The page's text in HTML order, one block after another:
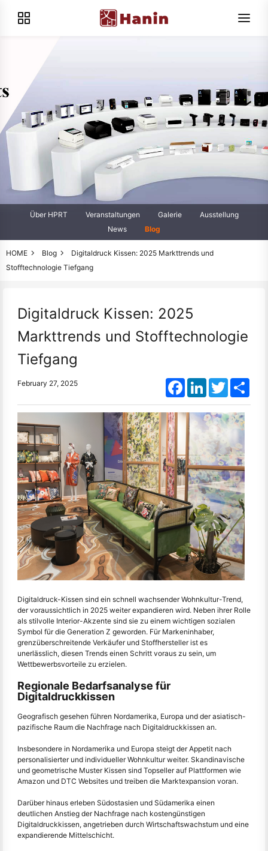
Über HPRT Veranstaltungen Galerie
Ausstellung
News
Blog
HOME Blog
Digitaldruck Kissen: 2025 Markttrends und
Stofftechnologie Tiefgang
Digitaldruck Kissen: 2025
Markttrends und Stofftechnologie
Tiefgang
February 27, 2025 FacebookLinkedInTwitter
Digitaldruck-Kissen sind ein schnell wachsender Wohnkultur-Trend,
der voraussichtlich in 2025 weiter expandieren wird. Neben ihrer Rolle
als stilvolle Interior-Akzente sind sie zu einem wichtigen sozialen
Symbol für die Generation Z geworden. Für Markeninhaber,
grenzüberschreitende Verkäufer und Stoffhersteller ist es
unerlässlich, diesen Trends einen Schritt voraus zu sein, um
Wettbewerbsvorteile zu erzielen.
Regionale Bedarfsanalyse für
Digitaldruckkissen
Geografisch gesehen führen Nordamerika, Europa und der asiatisch-
pazifische Raum die Nachfrage nach Digitaldruckkissen an.
Insbesondere in Nordamerika und Europa steigt der Appetit nach
personalisierter und individueller Wohnkultur weiter. Skandinavische
und geometrische Muster Kissen sind Topseller auf Plattformen wie
Amazon und DTC Websites und treiben die Marktexpansion voran.
Darüber hinaus erleben Südostasien und Südamerika einen
deutlichen Anstieg der Nachfrage nach kostengünstigen
Digitaldruckkissen, angetrieben durch Wirtschaftswachstum und eine
expandierende Mittelschicht.